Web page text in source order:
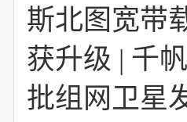
斯北图宽带
获升级 | 千
批组网卫星